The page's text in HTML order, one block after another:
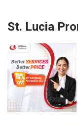
St. Lucia